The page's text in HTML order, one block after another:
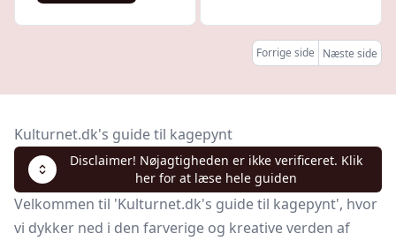
Forrige side Næste side
Kulturnet.dk's guide til kagepynt
Disclaimer! Nøjagtigheden er ikke verificeret. Klik
her for at læse hele guiden
Velkommen til 'Kulturnet.dk's guide til kagepynt', hvor
vi dykker ned i den farverige og kreative verden af